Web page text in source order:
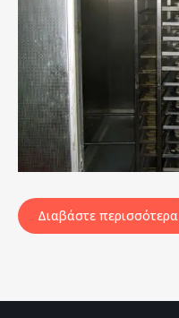
Διαβάστε περισσότερα